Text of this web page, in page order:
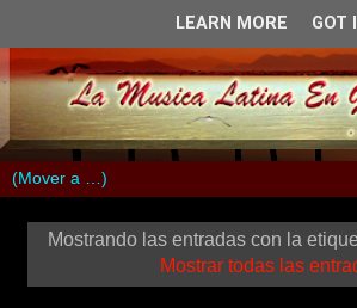
Mostrando las entradas con la
Mostrar todas las
LEARN MORE GOT